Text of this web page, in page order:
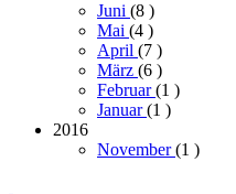
Juni (8 )
Mai (4 )
April (7 )
März (6 )
Februar(1 )
Januar(1 )
2016
November(1 )